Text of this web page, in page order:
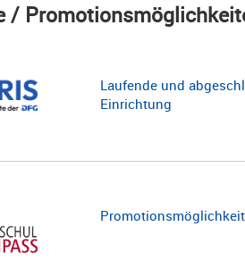
/
Laufende und
Einrichtung